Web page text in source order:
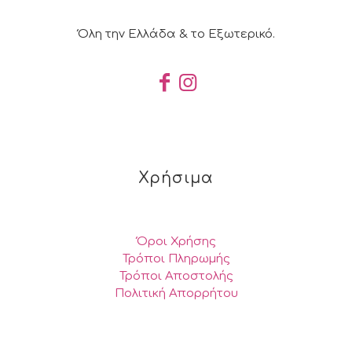
Όλη την Ελλάδα & το Εξωτερικό.
Χρήσιμα
Όροι Χρήσης
Τρόποι Πληρωμής
Τρόποι Αποστολής
Πολιτική Απορρήτου